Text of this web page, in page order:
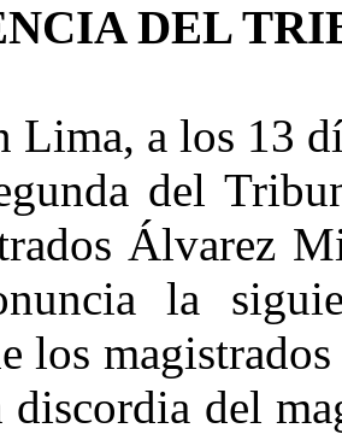
DEL
a los 13 días
del
Álvarez
la
los
discordia del